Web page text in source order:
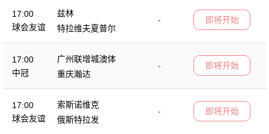
17:00
球会友谊
兹林
-
特拉维夫夏普尔
即将开始
17:00
中冠
广州联增城澳体
-
重庆瀚达
即将开始
17:00
球会友谊
索斯诺维克
-
俄斯特拉发
即将开始